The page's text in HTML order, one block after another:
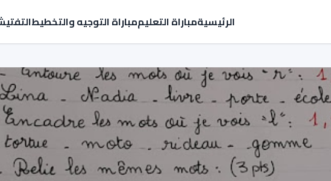
الرئيسيةمباراة التعليممباراة التوجيه والتخطيط